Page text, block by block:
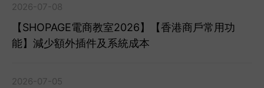
2026-07-08
【SHOPAGE電商教室2026】【香港商戶常用功
能】減少額外插件及系統成本
2026-07-05